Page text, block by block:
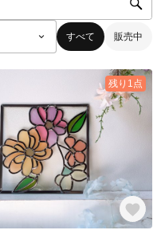
すべて 販売中
残り1点